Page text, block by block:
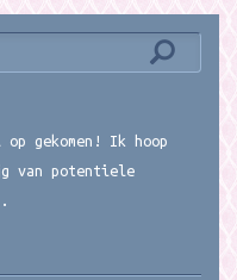
gekomen! Ik hoop
van potentiele